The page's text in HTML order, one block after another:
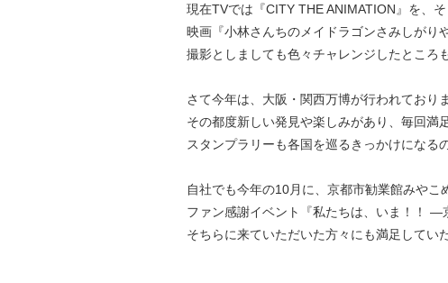
現在TVでは『CITY THE ANIMATION』を、
映画『小林さんちのメイドラゴンさみしがり
撮影としましても色々チャレンジしたところ
さて今年は、大阪・関西万博が行われており
その都度新しい発見や楽しみがあり、毎回満
スタンプラリーも各国を巡るきっかけになる
自社でも今年の10月に、京都市勧業館みや
ファン感謝イベント『私たちは、いま！！ ―
そちらに来ていただいた方々にも満足してい